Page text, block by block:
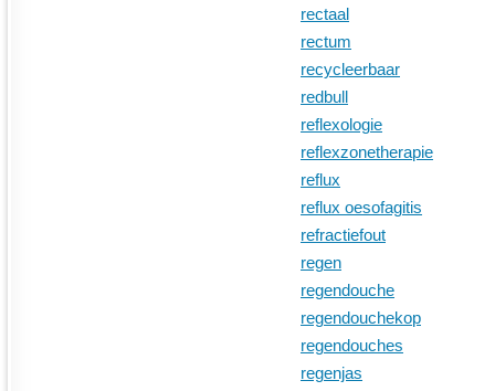
rectaal
rectum
recycleerbaar
redbull
reflexologie
reflexzonetherapie
reflux
reflux oesofagitis
refractiefout
regen
regendouche
regendouchekop
regendouches
regenjas